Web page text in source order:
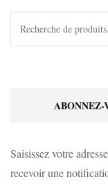
Saisissez votre
recevoir une